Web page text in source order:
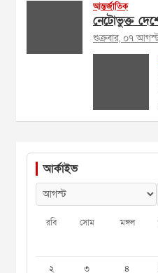
আন্তর্জাতিক
নেটোভুক্ত
শুক্রবার, ০৭
আর্কাইভ
রবি সোম মঙ্গল
২
৩ ৪